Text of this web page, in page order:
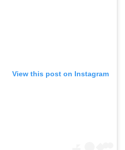
View this post on Instagram